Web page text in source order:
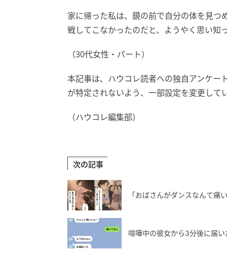
家に帰った私は、鏡の前で自分の体を見
戦してこなかったのだと、ようやく思い知
（30代女性・パート）
本記事は、ハウコレ読者への独自アンケー
が特定されないよう、一部設定を変更して
（ハウコレ編集部）
次の記事
「おばさんがダンスなんて
喧嘩中の彼女から3分後に届